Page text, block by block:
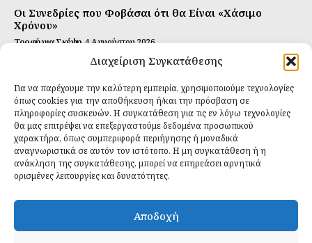
Διαχείριση Συγκατάθεσης
Για να παρέχουμε την καλύτερη εμπειρία, χρησιμοποιούμε τεχνολογίες
όπως cookies για την αποθήκευση ή/και την πρόσβαση σε
πληροφορίες συσκευών. Η συγκατάθεση για τις εν λόγω τεχνολογίες
θα μας επιτρέψει να επεξεργαστούμε δεδομένα προσωπικού
χαρακτήρα, όπως συμπεριφορά περιήγησης ή μοναδικά
αναγνωριστικά σε αυτόν τον ιστότοπο. Η μη συγκατάθεση ή η
ανάκληση της συγκατάθεσης, μπορεί να επηρεάσει αρνητικά
ορισμένες λειτουργίες και δυνατότητες.
Αποδοχή
Οι Συνεδρίες που Φοβάσαι ότι θα Είναι «Χάσιμο
Χρόνου»
Τροφή για Σκέψη 4 Αυγούστου 2026
Αυτή Είναι η Συνταγή για Τέλεια Κομπούτσα
Ιδανικές Τροφές 26 Ιουλίου 2026
Εγγραφείτε
ΕΓΓΡΑΦΉ